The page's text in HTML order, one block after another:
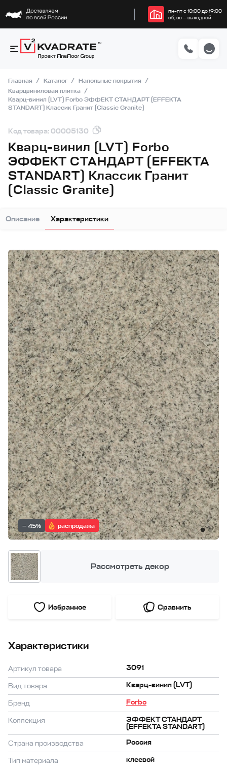
пн–пт с 10:00 до 19:00
сб, вс — выходной
Главная Каталог
Напольные покрытия
Кварцвиниловая плитка
Кварц-винил (LVT) Forbo ЭФФЕКТ СТАНДАРТ (EFFEKTA
STANDART) Классик Гранит (Classic Granite)
Код товара: 00005130
Кварц-винил (LVT) Forbo
ЭФФЕКТ СТАНДАРТ (EFFEKTA
STANDART) Классик Гранит
(Classic Granite)
Описание Характеристики
— 45% распродажа
Рассмотреть декор
Избранное Сравнить
Характеристики
Артикул товара 3091
Вид товара Кварц-винил (LVT)
Бренд Forbo
Коллекция
ЭФФЕКТ СТАНДАРТ
(EFFEKTA STANDART)
Страна производства
Россия
Тип материала клеевой